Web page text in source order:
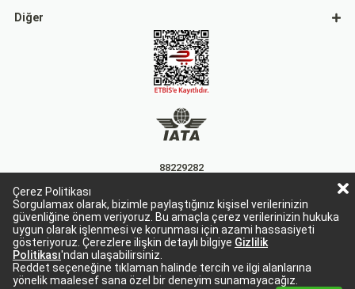
Çerez Politikası
Sorgulamax olarak, bizimle paylaştığınız kişisel verilerinizin
güvenliğine önem veriyoruz. Bu amaçla çerez verilerinizin hukuka
uygun olarak işlenmesi ve korunması için azami hassasiyeti
gösteriyoruz. Çerezlere ilişkin detaylı bilgiye Gizlilik
Politikası'ndan ulaşabilirsiniz.
Reddet seçeneğine tıklaman halinde tercih ve ilgi alanlarına
yönelik maalesef sana özel bir deneyim sunamayacağız.
Diğer
88229282
15863
Sorgulamax Turizim, TURSAB Belge No: 15863